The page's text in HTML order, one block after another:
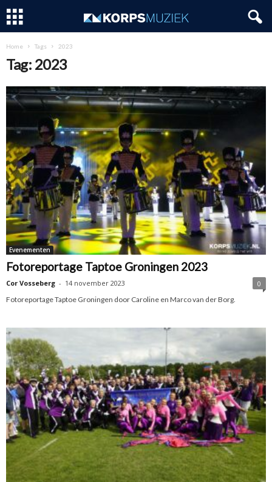
Home Tags 2023
Tag: 2023
Evenementen
Fotoreportage Taptoe Groningen 2023
Cor Vosseberg - 14 november 2023
0
Fotoreportage Taptoe Groningen door Caroline en Marco van der Borg.